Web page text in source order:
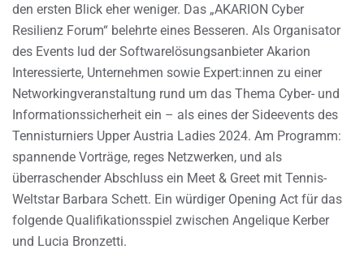
den ersten Blick eher weniger. Das „AKARION Cyber
Resilienz Forum“ belehrte eines Besseren. Als Organisator
des Events lud der Softwarelösungsanbieter Akarion
Interessierte, Unternehmen sowie Expert:innen zu einer
Networkingveranstaltung rund um das Thema Cyber- und
Informationssicherheit ein – als eines der Sideevents des
Tennisturniers Upper Austria Ladies 2024. Am Programm:
spannende Vorträge, reges Netzwerken, und als
überraschender Abschluss ein Meet & Greet mit Tennis-
Weltstar Barbara Schett. Ein würdiger Opening Act für das
folgende Qualifikationsspiel zwischen Angelique Kerber
und Lucia Bronzetti.